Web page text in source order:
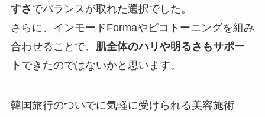
すさ でバランスが取れた選択でした。
さらに、インモードFormaやピコトーニングを組み
合わせることで、
肌全体のハリや明るさもサポー
ト できたのではないかと思います。
韓国旅行のついでに気軽に受けられる美容施術